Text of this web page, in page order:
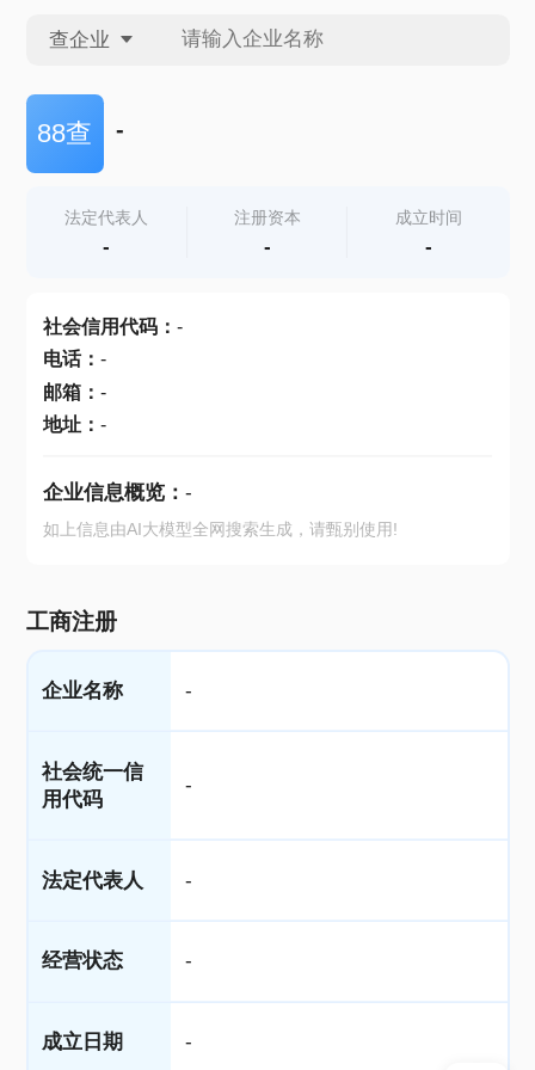
查企业
查企业
查产地
88查 -
法定代表人
-
注册资本
-
成立时间
-
社会信用代码： -
电话： -
邮箱： -
地址： -
企业信息概览： -
如上信息由AI大模型全网搜索生成，请甄别使用!
工商注册
企业名称 -
社会统一信
用代码
-
法定代表人 -
经营状态 -
成立日期 -